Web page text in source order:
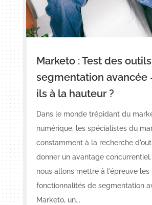
Marketo : Test des
segmentation avancée
ils à la hauteur ?
Dans le monde trépidant du
numérique, les spécialistes du
constamment à la recherche
donner un avantage
nous allons mettre à l'épreuve les
fonctionnalités de segmentation
Marketo, un...